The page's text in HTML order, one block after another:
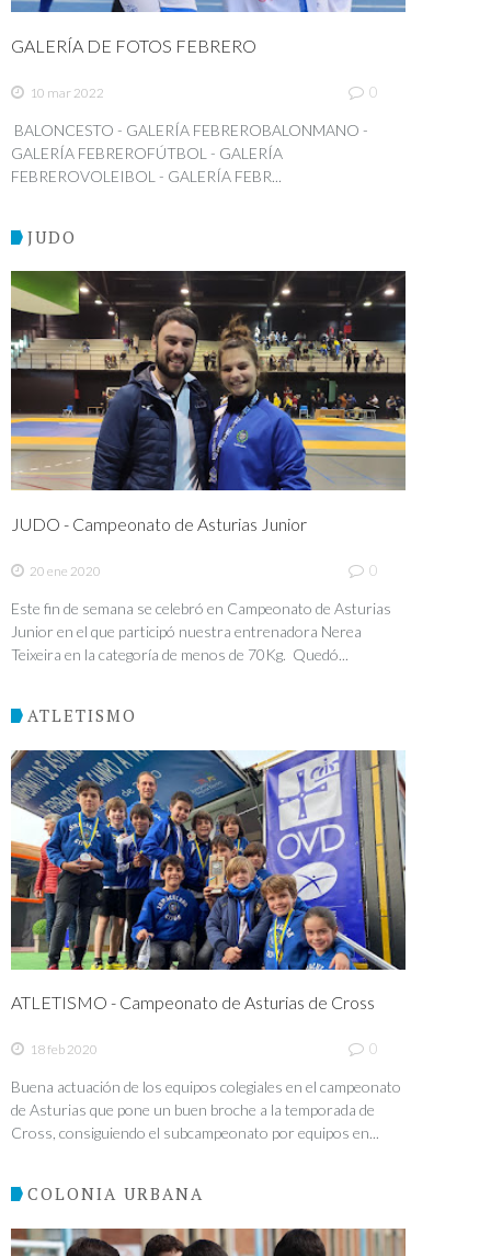
GALERÍA DE FOTOS FEBRERO
10 mar 2022 0
BALONCESTO - GALERÍA FEBREROBALONMANO -
GALERÍA FEBREROFÚTBOL - GALERÍA
FEBREROVOLEIBOL - GALERÍA FEBR...
JUDO
JUDO - Campeonato de Asturias Junior
20 ene 2020 0
Este fin de semana se celebró en Campeonato de Asturias
Junior en el que participó nuestra entrenadora Nerea
Teixeira en la categoría de menos de 70Kg. Quedó...
ATLETISMO
ATLETISMO - Campeonato de Asturias de Cross
18 feb 2020 0
Buena actuación de los equipos colegiales en el campeonato
de Asturias que pone un buen broche a la temporada de
Cross, consiguiendo el subcampeonato por equipos en...
COLONIA URBANA